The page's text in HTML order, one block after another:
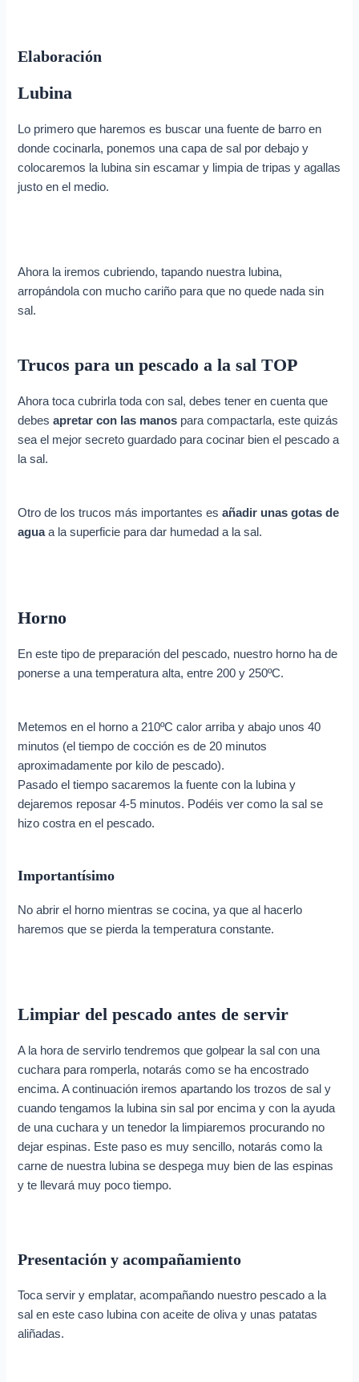
Elaboración
Lubina
Lo primero que haremos es buscar una fuente de barro en
donde cocinarla, ponemos una capa de sal por debajo y
colocaremos la lubina sin escamar y limpia de tripas y agallas
justo en el medio.
Ahora la iremos cubriendo, tapando nuestra lubina,
arropándola con mucho cariño para que no quede nada sin
sal.
Trucos para un pescado a la sal TOP
Ahora toca cubrirla toda con sal, debes tener en cuenta que
debesapretar con las manos para compactarla, este quizás
sea el mejor secreto guardado para cocinar bien el pescado a
la sal.
Otro de los trucos más importantes esañadir unas gotas de
aguaa la superficie para dar humedad a la sal.
Horno
En este tipo de preparación del pescado, nuestro horno ha de
ponerse a una temperatura alta, entre 200 y 250ºC.
Metemos en el horno a 210ºC calor arriba y abajo unos 40
minutos (el tiempo de cocción es de 20 minutos
aproximadamente por kilo de pescado).
Pasado el tiempo sacaremos la fuente con la lubina y
dejaremos reposar 4-5 minutos. Podéis ver como la sal se
hizo costra en el pescado.
Importantísimo
No abrir el horno mientras se cocina, ya que al hacerlo
haremos que se pierda la temperatura constante.
Limpiar del pescado antes de servir
A la hora de servirlo tendremos que golpear la sal con una
cuchara para romperla, notarás como se ha encostrado
encima. A continuación iremos apartando los trozos de sal y
cuando tengamos la lubina sin sal por encima y con la ayuda
de una cuchara y un tenedor la limpiaremos procurando no
dejar espinas. Este paso es muy sencillo, notarás como la
carne de nuestra lubina se despega muy bien de las espinas
y te llevará muy poco tiempo.
Presentación y acompañamiento
Toca servir y emplatar, acompañando nuestro pescado a la
sal en este caso lubina con aceite de oliva y unas patatas
aliñadas.